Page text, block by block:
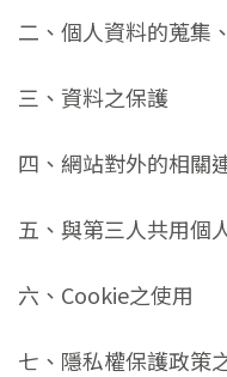
二、個人資料的蒐集
三、資料之保護
四、網站對外的相關
五、與第三人共用個
六、Cookie之使用
七、隱私權保護政策